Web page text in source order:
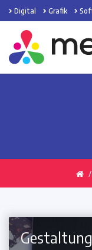
Digital Grafik